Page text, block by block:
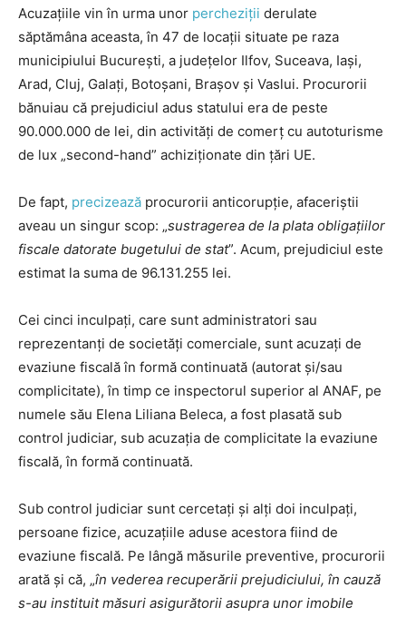
Acuzațiile vin în urma unor percheziții derulate
săptămâna aceasta, în 47 de locații situate pe raza
municipiului București, a județelor Ilfov, Suceava, Iași,
Arad, Cluj, Galați, Botoșani, Brașov și Vaslui. Procurorii
bănuiau că prejudiciul adus statului era de peste
90.000.000 de lei, din activități de comerț cu autoturisme
de lux „second-hand” achiziționate din țări UE.
De fapt, precizează procurorii anticorupție, afaceriștii
aveau un singur scop: „sustragerea de la plata obligațiilor
fiscale datorate bugetului de stat”. Acum, prejudiciul este
estimat la suma de 96.131.255 lei.
Cei cinci inculpați, care sunt administratori sau
reprezentanți de societăți comerciale, sunt acuzați de
evaziune fiscală în formă continuată (autorat și/sau
complicitate), în timp ce inspectorul superior al ANAF, pe
numele său Elena Liliana Beleca, a fost plasată sub
control judiciar, sub acuzația de complicitate la evaziune
fiscală, în formă continuată.
Sub control judiciar sunt cercetați și alți doi inculpați,
persoane fizice, acuzațiile aduse acestora fiind de
evaziune fiscală. Pe lângă măsurile preventive, procurorii
arată și că, „în vederea recuperării prejudiciului, în cauză
s-au instituit măsuri asigurătorii asupra unor imobile